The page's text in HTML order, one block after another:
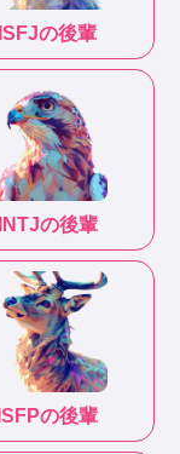
ISFJの後輩
INTJの後輩
ISFPの後輩